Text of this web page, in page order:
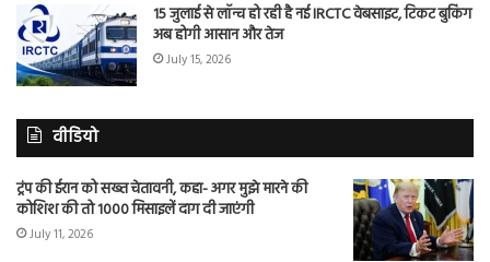
15 जुलाई से लॉन्च हो रही है नई IRCTC वेबसाइट, टिकट बुकिंग
अब होगी आसान और तेज
July 15, 2026
वीडियो
ट्रंप की ईरान को सख्त चेतावनी, कहा- अगर मुझे मारने की
कोशिश की तो 1000 मिसाइलें दाग दी जाएंगी
July 11, 2026